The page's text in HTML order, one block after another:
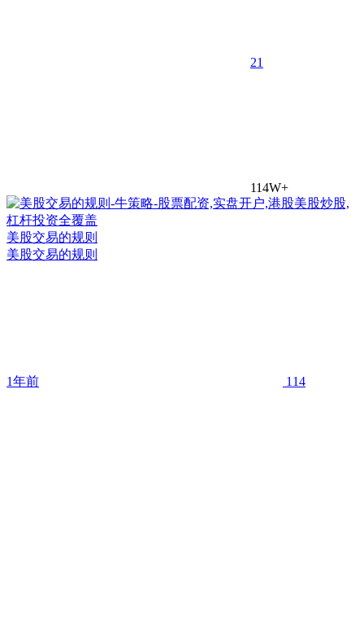
21
114W+
美股交易的规则
美股交易的规则
1年前 114